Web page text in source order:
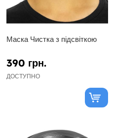
Маска Чистка з підсвіткою
390 грн.
ДОСТУПНО